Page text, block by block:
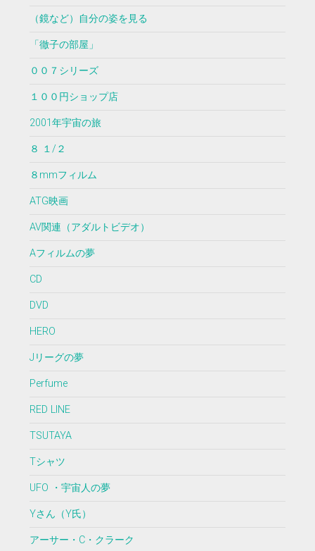
（鏡など）自分の姿を見る
「徹子の部屋」
００７シリーズ
１００円ショップ店
2001年宇宙の旅
８ １/２
８mmフィルム
ATG映画
AV関連（アダルトビデオ）
Aフィルムの夢
CD
DVD
HERO
Jリーグの夢
Perfume
RED LINE
TSUTAYA
Tシャツ
UFO ・宇宙人の夢
Yさん（Y氏）
アーサー・C・クラーク